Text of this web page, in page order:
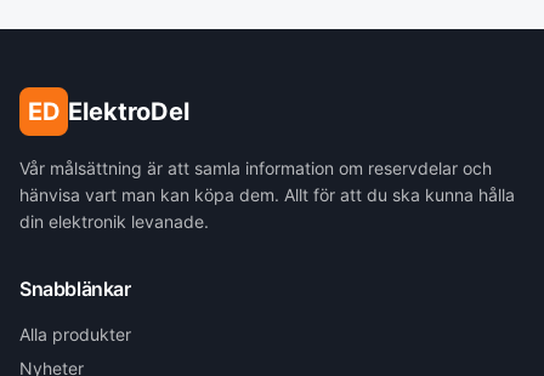
ED ElektroDel
Vår målsättning är att samla information om reservdelar och
hänvisa vart man kan köpa dem. Allt för att du ska kunna hålla
din elektronik levanade.
Snabblänkar
Alla produkter
Nyheter